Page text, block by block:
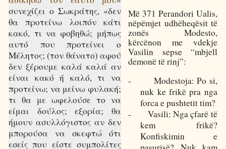
συνεχίζει ο Σωκράτης, «δεν
θα προτείνω λοιπόν κάτι
κακό, τι να φοβηθώ; μήπως
αυτό που προτείνει ο
Μέλητος; (τον θάνατο) αφού
δεν ξέρουμε καλά καλά αν
είναι κακό ή καλό, τι να
προτείνω; να μείνω φυλακή;
τι θα με ωφελούσε το να
είμαι δούλος; εξορία; θα
ήμουν ασυλλόγιστος αν δεν
μπορούσα να σκεφτώ ότι
εσείς που είστε συμπολίτες
Më 371 Perandori Ualis,
nëpëmjet udhëheqësit të
zonës Modesto,
kërcënon me vdekje
Vasilin sepse “mbjell
demonë të rinj”:
-
Modestoja: Po si,
nuk ke frikë pra nga
forca e pushtetit tim?
-
Vasili: Nga çfarë të
kem frikë?
Konfiskimin e